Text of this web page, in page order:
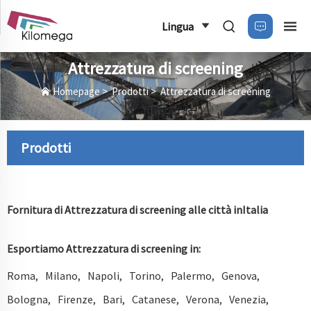
Lingua
Attrezzatura di screening
Homepage>Prodotti>Attrezzatura di screening
Prodotti
Fornitura di Attrezzatura di screening alle città inItalia
Esportiamo Attrezzatura di screening in:
Roma
Milano Napoli Torino Palermo
Genova
Bologna
Firenze Bari Catanese Verona
Venezia